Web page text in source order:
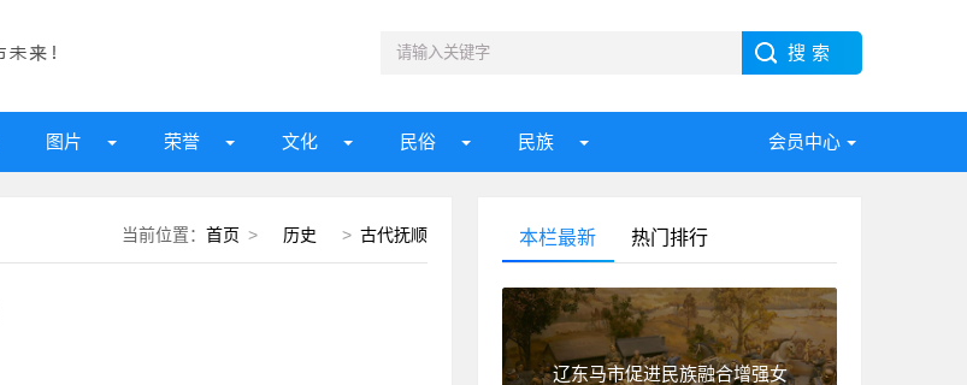
图片 荣誉 文化 民俗 民族 会员中心
当前位置： 首页 > 历史 > 古代抚顺 本栏最新 热门排行
辽东马市促进民族融合增强女